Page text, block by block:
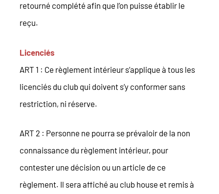
retourné complété afin que l’on puisse établir le
reçu.
Licenciés
ART 1 : Ce règlement intérieur s’applique à tous les
licenciés du club qui doivent s’y conformer sans
restriction, ni réserve.
ART 2 : Personne ne pourra se prévaloir de la non
connaissance du règlement intérieur, pour
contester une décision ou un article de ce
règlement. Il sera affiché au club house et remis à